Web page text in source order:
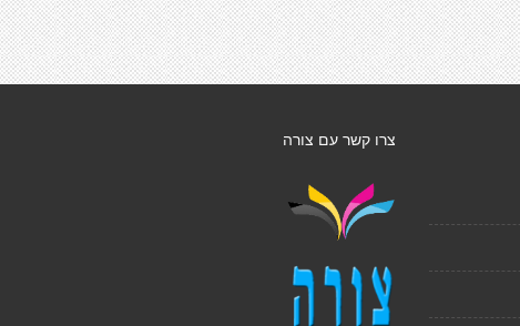
צרו קשר עם צורה